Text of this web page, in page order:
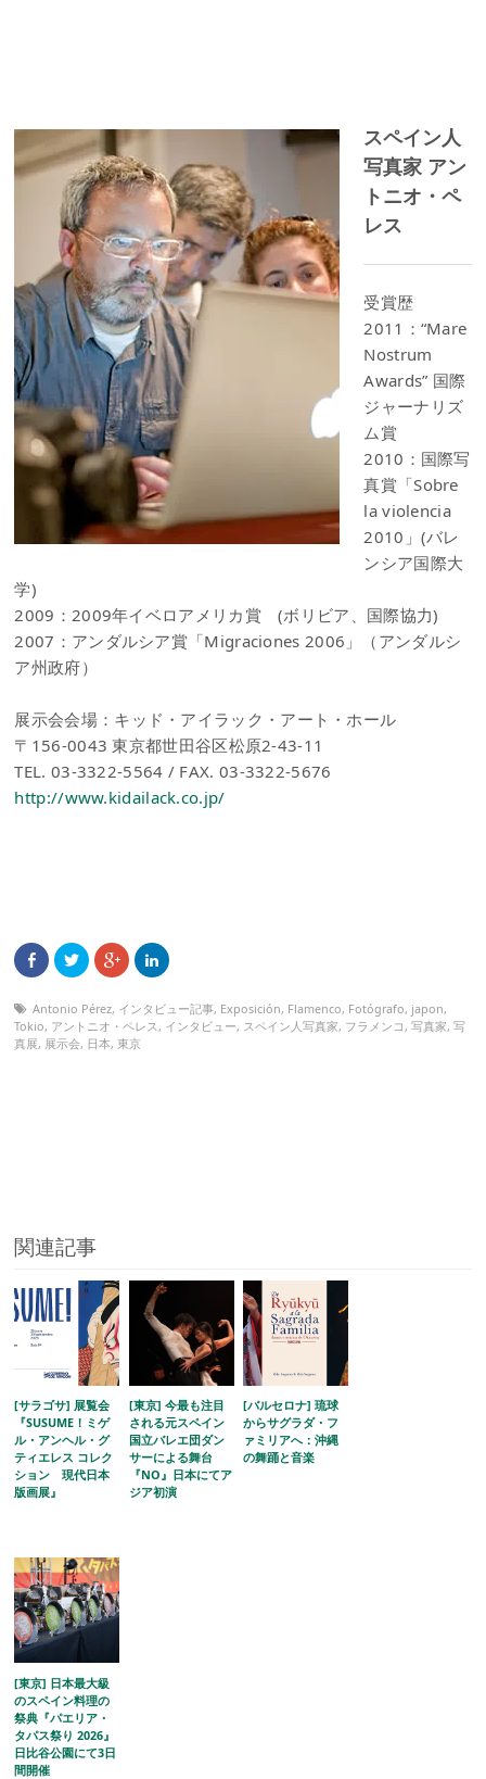
スペイン人
写真家 アン
トニオ・ペ
レス
受賞歴
2011：“Mare
Nostrum
Awards” 国際
ジャーナリズ
ム賞
2010：国際写
真賞「Sobre
la violencia
2010」(バレ
ンシア国際大
学)
2009：2009年イベロアメリカ賞 (ボリビア、国際協力)
2007：アンダルシア賞「Migraciones 2006」（アンダルシ
ア州政府）
展示会会場：キッド・アイラック・アート・ホール
〒156-0043 東京都世田谷区松原2-43-11
TEL. 03-3322-5564 / FAX. 03-3322-5676
http://www.kidailack.co.jp/
Antonio Pérez, インタビュー記事, Exposición, Flamenco, Fotógrafo, japon,
Tokio, アントニオ・ペレス, インタビュー, スペイン人写真家, フラメンコ,写真家,写
真展, 展示会, 日本,東京
関連記事
[サラゴサ] 展覧会
『SUSUME！ミゲ
ル・アンヘル・グ
ティエレス コレク
ション 現代日本
版画展』
[東京] 今最も注目
される元スペイン
国立バレエ団ダン
サーによる舞台
『NO』日本にてア
ジア初演
[バルセロナ] 琉球
からサグラダ・フ
ァミリアへ：沖縄
の舞踊と音楽
[東京] 日本最大級
のスペイン料理の
祭典『パエリア・
タパス祭り 2026』
日比谷公園にて3日
間開催